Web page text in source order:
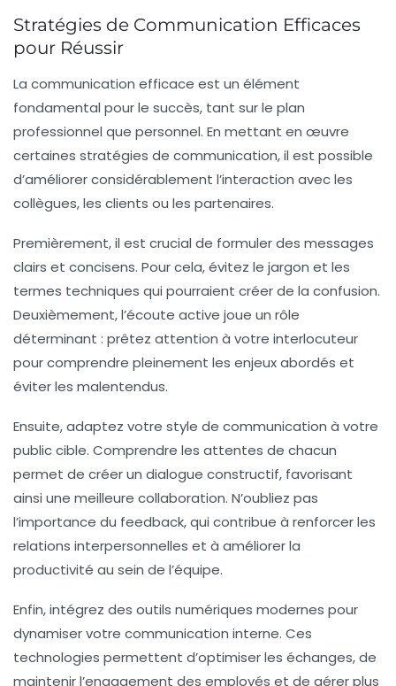
Stratégies de Communication Efficaces
pour Réussir
La communication efficace est un élément
fondamental pour le succès, tant sur le plan
professionnel que personnel. En mettant en œuvre
certaines stratégies de communication, il est possible
d’améliorer considérablement l’interaction avec les
collègues, les clients ou les partenaires.
Premièrement, il est crucial de formuler des messages
clairs et concisens. Pour cela, évitez le jargon et les
termes techniques qui pourraient créer de la confusion.
Deuxièmement, l’écoute active joue un rôle
déterminant : prêtez attention à votre interlocuteur
pour comprendre pleinement les enjeux abordés et
éviter les malentendus.
Ensuite, adaptez votre style de communication à votre
public cible. Comprendre les attentes de chacun
permet de créer un dialogue constructif, favorisant
ainsi une meilleure collaboration. N’oubliez pas
l’importance du feedback, qui contribue à renforcer les
relations interpersonnelles et à améliorer la
productivité au sein de l’équipe.
Enfin, intégrez des outils numériques modernes pour
dynamiser votre communication interne. Ces
technologies permettent d’optimiser les échanges, de
maintenir l’engagement des employés et de gérer plus